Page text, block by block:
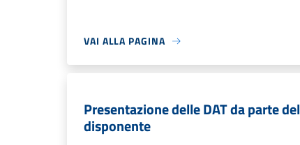
VAI ALLA PAGINA
Presentazione delle DAT da parte del
disponente